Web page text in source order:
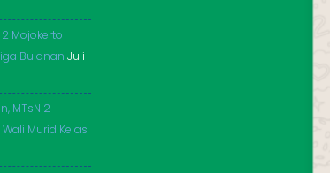
Mojokerto
Bulanan Juli
MTsN 2
Murid Kelas